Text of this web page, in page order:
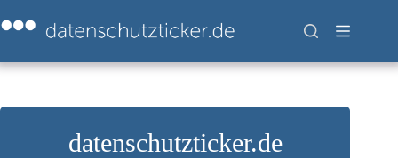
Inhalt
springen
datenschutzticker.de